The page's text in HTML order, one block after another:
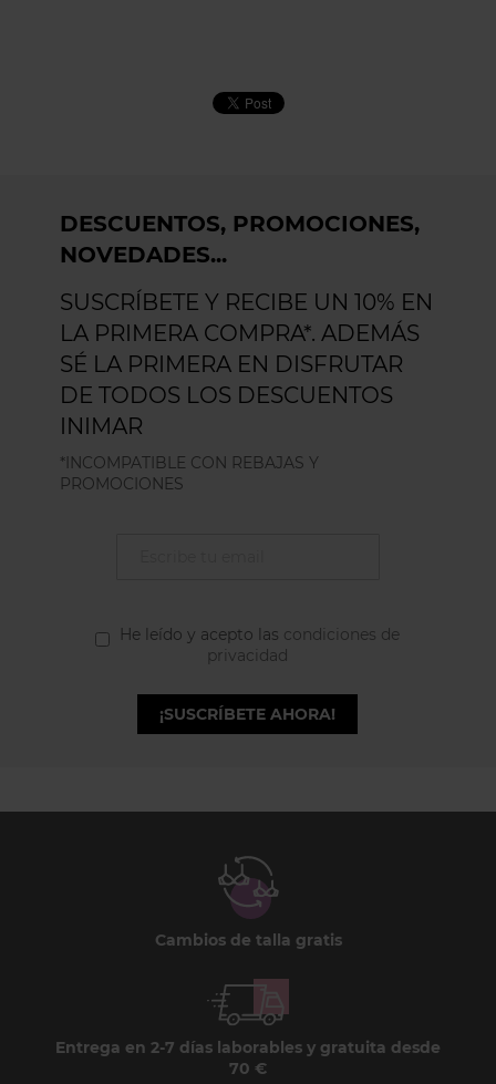
DESCUENTOS, PROMOCIONES,
NOVEDADES...
SUSCRÍBETE Y RECIBE UN 10% EN
LA PRIMERA COMPRA*. ADEMÁS
SÉ LA PRIMERA EN DISFRUTAR
DE TODOS LOS DESCUENTOS
INIMAR
*INCOMPATIBLE CON REBAJAS Y
PROMOCIONES
He leído y acepto las condiciones de
privacidad
¡SUSCRÍBETE AHORA!
Cambios de talla gratis
Entrega en 2-7 días laborables y gratuita desde
70 €